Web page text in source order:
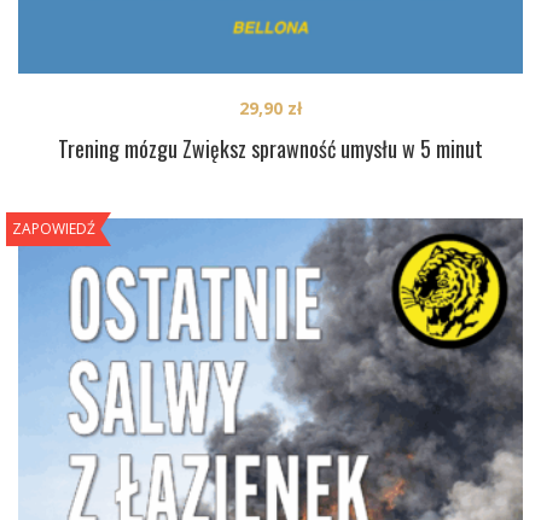
Trening mózgu Zwiększ sprawność umysłu w 5 minut
29,90 zł
ZAPOWIEDŹ